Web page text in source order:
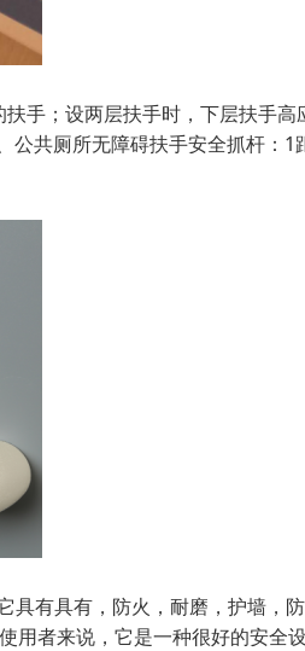
手；设两层扶手时，下层扶手
共厕所无障碍扶手安全抓杆：
具有具有，防火，耐磨，护墙，
用者来说，它是一种很好的安